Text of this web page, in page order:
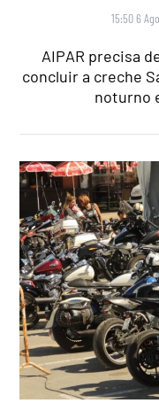
15:50 6
AIPAR precisa
concluir a creche
noturno